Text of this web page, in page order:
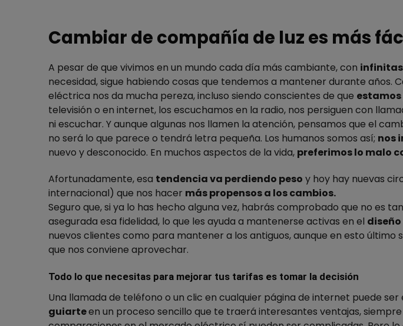
Cambiar de compañía de luz es más
A pesar de que vivimos en un mundo cada día más cambiante, con
necesidad, sigue habiendo cosas que tendemos a mantener durante
eléctrica nos da mucha pereza, incluso siendo conscientes de que
televisión o en internet, los escuchamos en la radio, nos persiguen con
ni escuchar. Y aunque algunas nos llamen la atención, pensamos que el
noserá lo que parece o tendrá letra pequeña. Los humanos somos así; nos
nuevo y desconocido. En muchos aspectos de la vida, preferimos lo malo
Afortunadamente, esa tendencia va perdiendo peso y hoy hay nuevas
internacional) que nos hacer más propensos a los cambios.
Seguro que,si ya lo has hecho alguna vez, habrás comprobado que no es
asegurada esa fidelidad, lo que les ayuda a mantenerse activas en el diseño
nuevos clientes como para mantener a los antiguos, aunque en esto último
que nos conviene aprovechar.
Todo lo que necesitas para mejorar tus tarifas es tomar la decisión
Una llamada de teléfono o un clic en cualquier página de internet puede
guiarteen un proceso sencillo que te traerá interesantes ventajas,